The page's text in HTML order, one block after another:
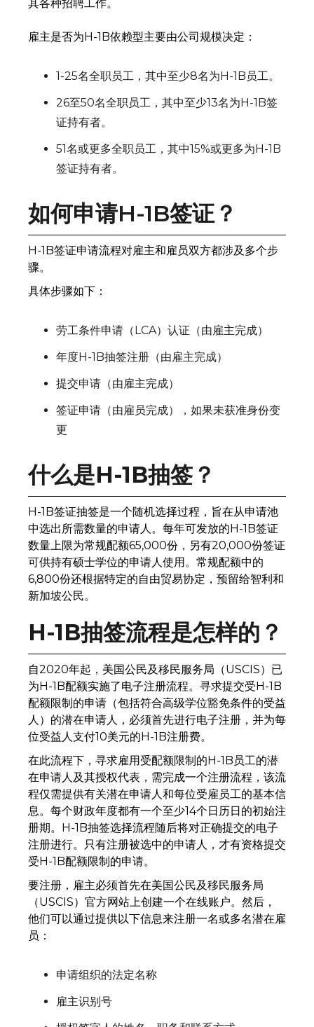
其各种招聘工作。
雇主是否为H-1B依赖型主要由公司规模决定：
1-25名全职员工，其中至少8名为H-1B员工。
26至50名全职员工，其中至少13名为H-1B签
证持有者。
51名或更多全职员工，其中15%或更多为H-1B
签证持有者。
如何申请H-1B签证？
H-1B签证申请流程对雇主和雇员双方都涉及多个步
骤。
具体步骤如下：
劳工条件申请（LCA）认证（由雇主完成）
年度H-1B抽签注册（由雇主完成）
提交申请（由雇主完成）
签证申请（由雇员完成），如果未获准身份变
更
什么是H-1B抽签？
H-1B签证抽签是一个随机选择过程，旨在从申请池
中选出所需数量的申请人。每年可发放的H-1B签证
数量上限为常规配额65,000份，另有20,000份签证
可供持有硕士学位的申请人使用。常规配额中的
6,800份还根据特定的自由贸易协定，预留给智利和
新加坡公民。
H-1B抽签流程是怎样的？
自2020年起，美国公民及移民服务局（USCIS）已
为H-1B配额实施了电子注册流程。寻求提交受H-1B
配额限制的申请（包括符合高级学位豁免条件的受益
人）的潜在申请人，必须首先进行电子注册，并为每
位受益人支付10美元的H-1B注册费。
在此流程下，寻求雇用受配额限制的H-1B员工的潜
在申请人及其授权代表，需完成一个注册流程，该流
程仅需提供有关潜在申请人和每位受雇员工的基本信
息。每个财政年度都有一个至少14个日历日的初始注
册期。H-1B抽签选择流程随后将对正确提交的电子
注册进行。只有注册被选中的申请人，才有资格提交
受H-1B配额限制的申请。
要注册，雇主必须首先在美国公民及移民服务局
（USCIS）官方网站上创建一个在线账户。然后，
他们可以通过提供以下信息来注册一名或多名潜在雇
员：
申请组织的法定名称
雇主识别号